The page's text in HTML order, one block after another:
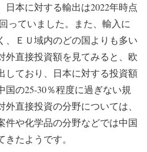
日本に対する輸出は2022年時点
っていました。また、輸入に
、ＥＵ域内のどの国よりも多い
外直接投資額を見てみると、欧
しており、日本に対する投資額
の25-30％程度に過ぎない規
直接投資の分野については、
件や化学品の分野などでは中国
たようです。